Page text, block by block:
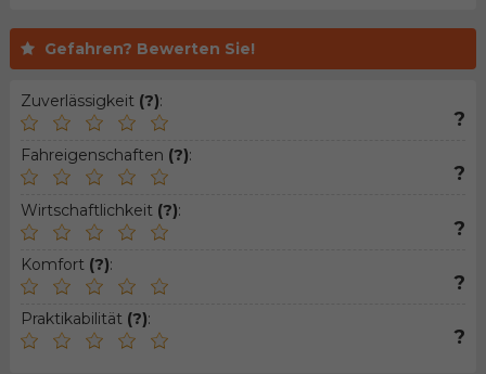
Gefahren? Bewerten Sie!
Zuverlässigkeit (?):
?
Fahreigenschaften (?):
?
Wirtschaftlichkeit (?):
?
Komfort (?):
?
Praktikabilität (?):
?